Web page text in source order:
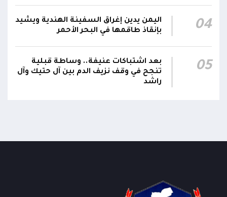
الرئاسي وترقيتهما إلى رتبة فريق
04
اليمن يدين إغراق السفينة الهندية ويشيد
بإنقاذ طاقمها في البحر الأحمر
05
بعد اشتباكات عنيفة.. وساطة قبلية
تنجح في وقف نزيف الدم بين آل حتيك وآل
راشد